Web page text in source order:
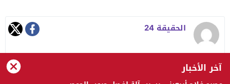
الحقيقة 24
آخر الأخبار